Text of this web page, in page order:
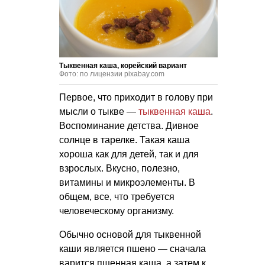
Тыквенная каша, корейский вариант
Фото: по лицензии pixabay.com
Первое, что приходит в голову при
мысли о тыкве — тыквенная каша.
Воспоминание детства. Дивное
солнце в тарелке. Такая каша
хороша как для детей, так и для
взрослых. Вкусно, полезно,
витамины и микроэлементы. В
общем, все, что требуется
человеческому организму.
Обычно основой для тыквенной
каши является пшено — сначала
варится пшенная каша, а затем к